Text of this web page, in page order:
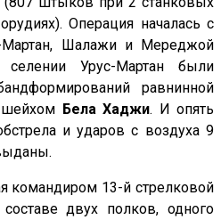
Операция началась с
Мартан, Шалажи и Мереджой
Урус-Мартан были
равнинной
шейхом Бела Хаджи. И опять
и ударов с воздуха 9
командиром 13-й стрелковой
двух полков, одного